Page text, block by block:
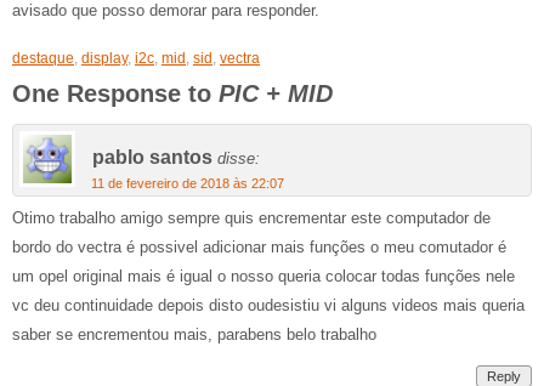
avisado que posso demorar para responder.
destaque, display, i2c, mid , sid , vectra
One Response to PIC + MID
pablo santos disse:
11 de fevereiro de 2018 às 22:07
Otimo trabalho amigo sempre quis encrementar este computador de
bordo do vectra é possivel adicionar mais funções o meu comutador é
um opel original mais é igual o nosso queria colocar todas funções nele
vc deu continuidade depois disto oudesistiu vi alguns videos mais queria
saber se encrementou mais, parabens belo trabalho
Reply